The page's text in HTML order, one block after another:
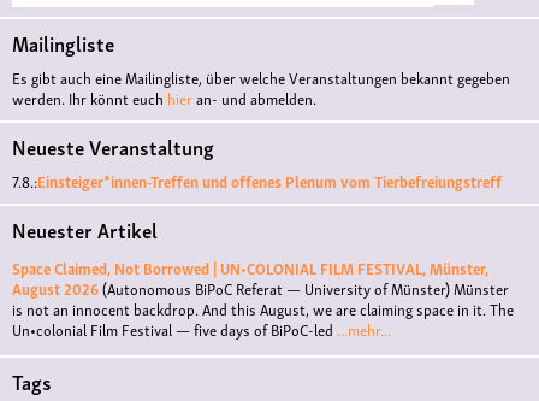
Mailingliste
Es gibt auch eine Mailingliste, über welche Veranstaltungen bekannt gegeben
werden. Ihr könnt euch hieran- und abmelden.
Neueste Veranstaltung
7.8.:Einsteiger*innen-Treffen und offenes Plenum vom Tierbefreiungstreff
Neuester Artikel
Space Claimed, Not Borrowed | UN•COLONIAL FILM FESTIVAL, Münster,
August 2026(Autonomous BiPoC Referat — University of Münster)Münster
is not an innocent backdrop. And this August, we are claiming space in it. The
Un•colonial Film Festival — five days of BiPoC-led ...mehr...
Tags